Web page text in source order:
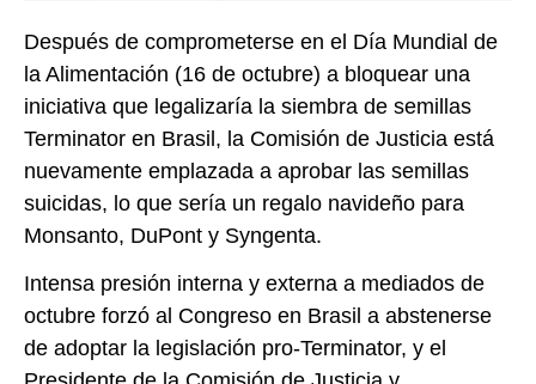
Después de comprometerse en el Día Mundial de
la Alimentación (16 de octubre) a bloquear una
iniciativa que legalizaría la siembra de semillas
Terminator en Brasil, la Comisión de Justicia está
nuevamente emplazada a aprobar las semillas
suicidas, lo que sería un regalo navideño para
Monsanto, DuPont y Syngenta.
Intensa presión interna y externa a mediados de
octubre forzó al Congreso en Brasil a abstenerse
de adoptar la legislación pro-Terminator, y el